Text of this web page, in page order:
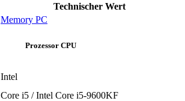
Technischer Wert
Memory PC
Prozessor CPU
Intel
Core i5 / Intel Core i5-9600KF